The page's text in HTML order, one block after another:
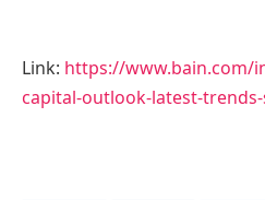
Link: https://www.bain.com/
capital-outlook-latest-